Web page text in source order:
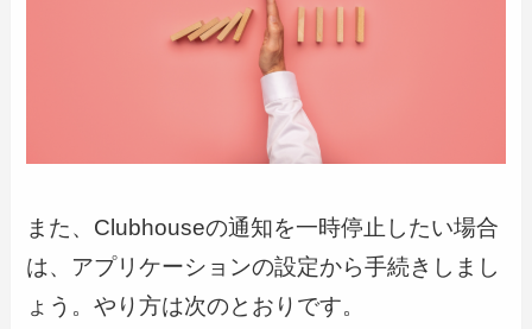
また、Clubhouseの通知を一時停止したい場合
は、アプリケーションの設定から手続きしまし
ょう。やり方は次のとおりです。